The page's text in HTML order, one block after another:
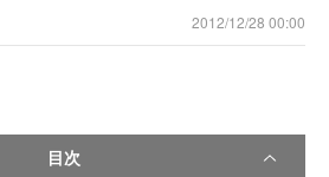
2012/12/28 00:00
目次